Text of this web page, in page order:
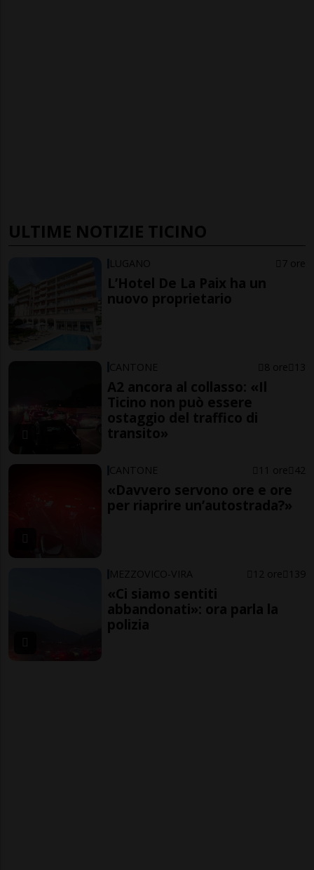
ULTIME NOTIZIE TICINO
LUGANO 7 ore
L’Hotel De La Paix ha un
nuovo proprietario
CANTONE 8 ore 13
A2 ancora al collasso: «Il
Ticino non può essere
ostaggio del traffico di
transito»
CANTONE 11 ore 42
«Davvero servono ore e ore
per riaprire un’autostrada?»
MEZZOVICO-VIRA 12 ore 139
«Ci siamo sentiti
abbandonati»: ora parla la
polizia